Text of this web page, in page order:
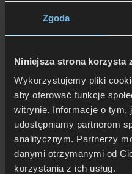
Zgoda
Niniejsza strona korzysta
Wykorzystujemy pliki
aby oferować funkcje
witrynie. Informacje o
udostępniamy partnerom
analitycznym. Partnerzy
danymi otrzymanymi od
korzystania z ich usług.
Zadzwoń i dowiedz się, jak